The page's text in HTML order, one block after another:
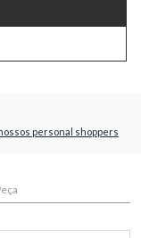
personal shoppers